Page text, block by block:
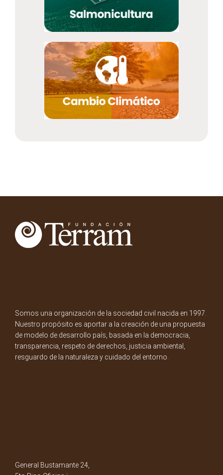
Somos una organización de la sociedad civil nacida en 1997.
Nuestro propósito es aportar a la creación de una propuesta
de modelo de desarrollo país, basada en la democracia,
transparencia, respeto de derechos, justicia ambiental,
resguardo de la naturaleza y cuidado del entorno.
General Bustamante 24,